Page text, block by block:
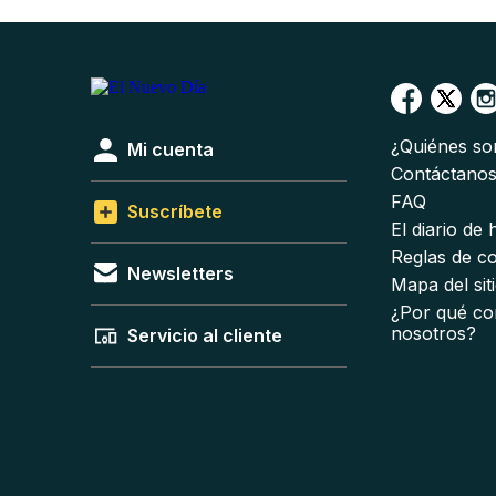
Mi cuenta
Suscríbete
Newsletters
Servicio al cliente
¿Quiénes
FAQ
El diario de
Reglas de
Mapa del
¿Por qué
nosotros?